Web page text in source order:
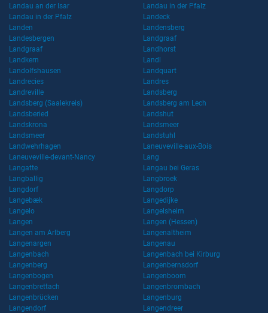
Landau an der Isar
Landau in der Pfalz
Landau in der Pfalz
Landeck
Landen
Landensberg
Landesbergen
Landgraaf
Landgraaf
Landhorst
Landkern
Landl
Landolfshausen
Landquart
Landrecies
Landres
Landreville
Landsberg
Landsberg (Saalekreis)
Landsberg am Lech
Landsberied
Landshut
Landskrona
Landsmeer
Landsmeer
Landstuhl
Landwehrhagen
Laneuveville-aux-Bois
Laneuveville-devant-Nancy
Lang
Langatte
Langau bei Geras
Langballig
Langbroek
Langdorf
Langdorp
Langebæk
Langedijke
Langelo
Langelsheim
Langen
Langen (Hessen)
Langen am Arlberg
Langenaltheim
Langenargen
Langenau
Langenbach
Langenbach bei Kirburg
Langenberg
Langenbernsdorf
Langenbogen
Langenboom
Langenbrettach
Langenbrombach
Langenbrücken
Langenburg
Langendorf
Langendreer